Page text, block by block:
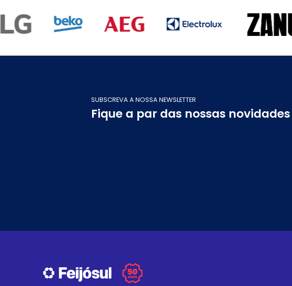
SUBSCREVA A NOSSA NEWSLETTER
Fique a par das nossas novidades